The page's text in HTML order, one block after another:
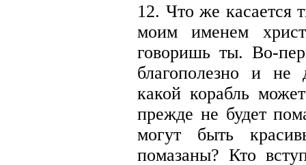
12. Что же касается
моим именем
говоришь ты. Во-
благополезно и
какой корабль
прежде не будет
могут быть
помазаны? Кто